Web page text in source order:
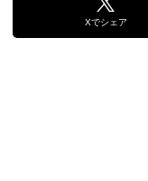
Xでシェア